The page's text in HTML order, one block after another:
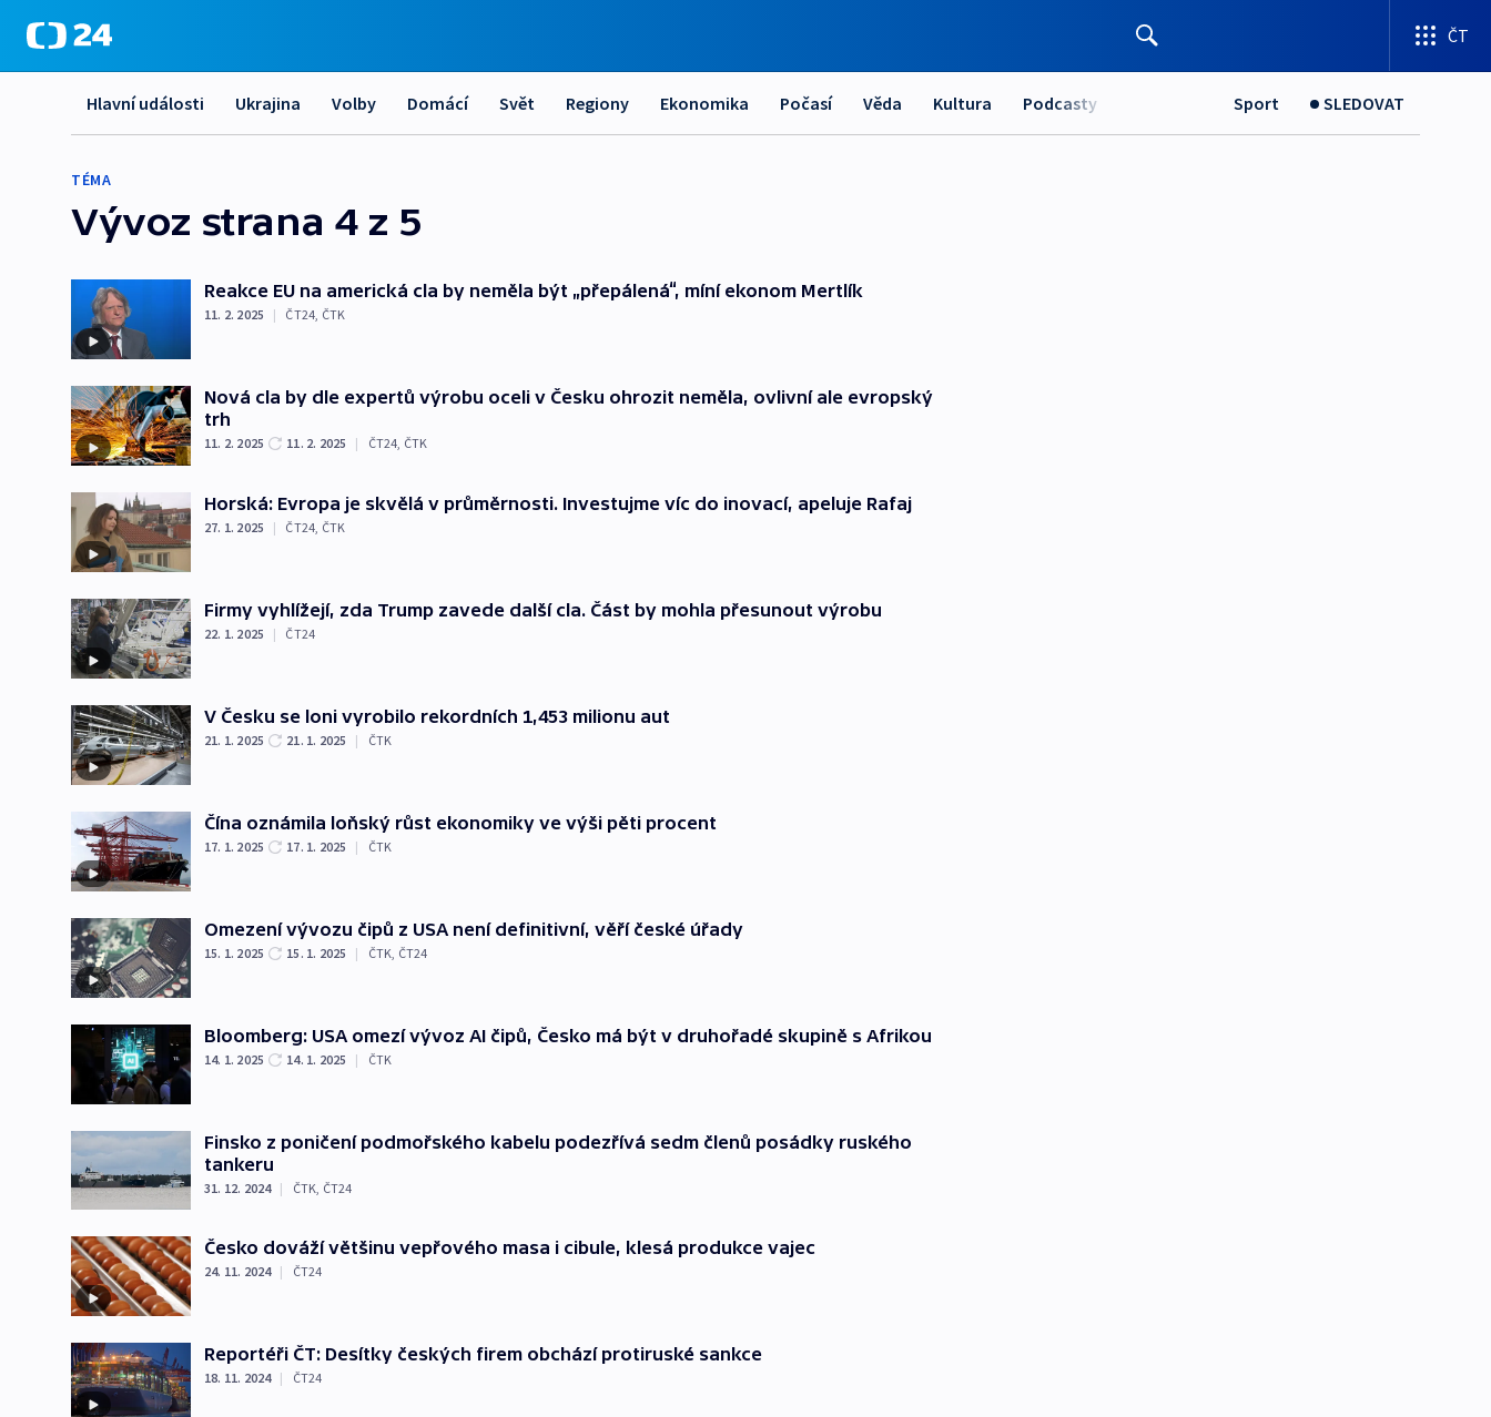
ČT
Hlavní události Ukrajina Volby Domácí Svět Regiony Ekonomika Počasí Věda Kultura Podcasty Sport SLEDOVAT
TÉMA
Vývoz strana 4 z 5
Reakce EU na americká cla by neměla být „přepálená“, míní ekonom Mertlík
11. 2. 2025 | ČT24, ČTK
Nová cla by dle expertů výrobu oceli v Česku ohrozit neměla, ovlivní ale evropský
trh
11. 2. 2025 11. 2. 2025 | ČT24, ČTK
Horská: Evropa je skvělá v průměrnosti. Investujme víc do inovací, apeluje Rafaj
27. 1. 2025 | ČT24, ČTK
Firmy vyhlížejí, zda Trump zavede další cla. Část by mohla přesunout výrobu
22. 1. 2025 | ČT24
V Česku se loni vyrobilo rekordních 1,453 milionu aut
21. 1. 2025 21. 1. 2025 | ČTK
Čína oznámila loňský růst ekonomiky ve výši pěti procent
17. 1. 2025 17. 1. 2025 | ČTK
Omezení vývozu čipů z USA není definitivní, věří české úřady
15. 1. 2025 15. 1. 2025 | ČTK ČT24
Bloomberg: USA omezí vývoz AI čipů, Česko má být v druhořadé skupině s Afrikou
14. 1. 2025 14. 1. 2025 | ČTK
Finsko z poničení podmořského kabelu podezřívá sedm členů posádky ruského
tankeru
31. 12. 2024 | ČTK ČT24
Česko dováží většinu vepřového masa i cibule, klesá produkce vajec
24. 11. 2024 | ČT24
Reportéři ČT: Desítky českých firem obchází protiruské sankce
18. 11. 2024 | ČT24